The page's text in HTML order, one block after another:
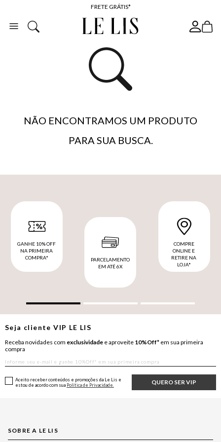
FRETE GRÁTIS*
BAIXE O APP
NÃO ENCONTRAMOS UM PRODUTO
PARA SUA BUSCA.
GANHE 10% OFF
NA PRIMEIRA
COMPRA*
PARCELAMENTO
EM ATÉ 6X
COMPRE
ONLINE E
RETIRE NA
LOJA*
Seja clienteVIP LE LIS
Receba novidades com exclusividade e aproveite 10%Off* em sua primeira
compra
QUERO SER VIP
Aceito receber conteúdos e promoções da Le Lis e
estou de acordo com sua Política de Privacidade.
SOBRE A LE LIS